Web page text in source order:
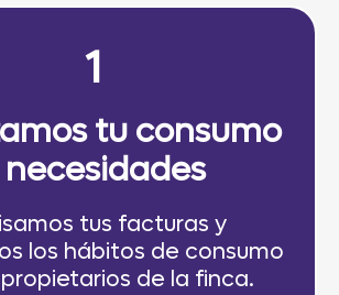
1
tu consumo
tus facturas y
los hábitos de consumo
de la finca.